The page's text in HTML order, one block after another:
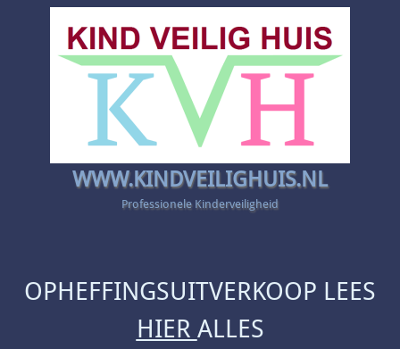
WWW.KINDVEILIGHUIS.NL
Professionele Kinderveiligheid
OPHEFFINGSUITVERKOOP LEES
HIER ALLES